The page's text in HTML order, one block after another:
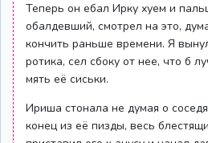
Теперь он ебал Ирку хуем и
обалдевший, смотрел на это,
кончить раньше времени. Я
ротика, сел сбоку от нее, что б
мять её сиськи.
Ириша стонала не думая о
конец из её пизды, весь